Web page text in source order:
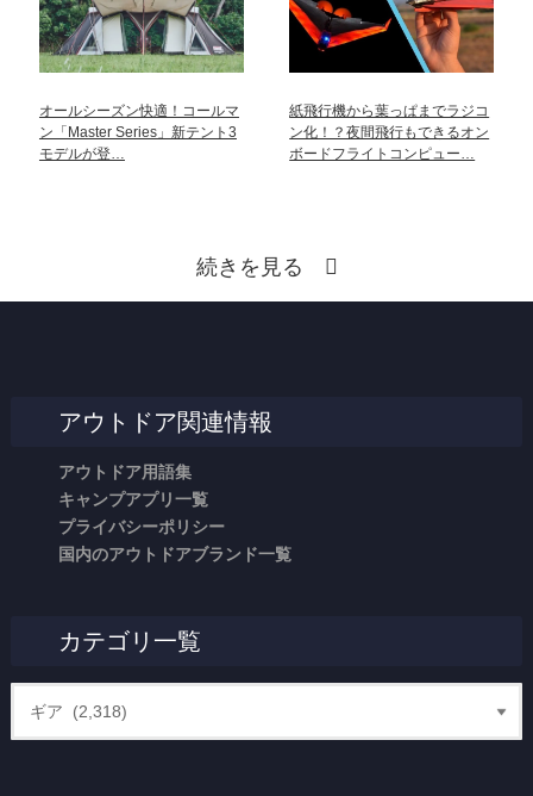
オールシーズン快適！コールマ
ン「Master Series」新テント3
モデルが登…
紙飛行機から葉っぱまでラジコ
ン化！？夜間飛行もできるオン
ボードフライトコンピュー…
続きを見る
アウトドア関連情報
アウトドア用語集
キャンプアプリ一覧
プライバシーポリシー
国内のアウトドアブランド一覧
カテゴリ一覧